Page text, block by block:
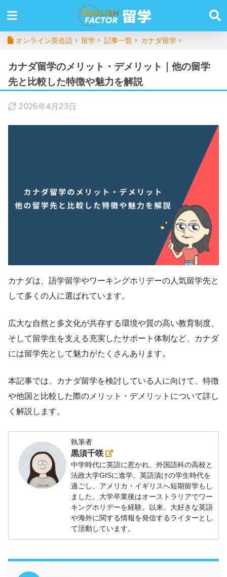
オンライン英会話 留学 記事一覧 カナダ留学
カナダ留学のメリット・デメリット｜他の留学
先と比較した特徴や魅力を解説
2026年4月23日
カナダは、語学留学やワーキングホリデーの人気留学先と
して多くの人に選ばれています。
広大な自然と多文化が共存する環境や質の高い教育制度、
そして留学生を支える充実したサポート体制など、カナダ
には留学先として魅力がたくさんあります。
本記事では、カナダ留学を検討している人に向けて、特徴
や他国と比較した際のメリット・デメリットについて詳し
く解説します。
執筆者
黒須千咲
中学時代に英語に惹かれ、外国語科の高校と
法政大学GISに進学。英語漬けの学生時代を
過ごし、アメリカ・イギリスへ短期留学もし
ました。大学卒業後はオーストラリアでワー
キングホリデーを経験。以来、大好きな英語
や海外に関する情報を発信するライターとし
て活動しています。